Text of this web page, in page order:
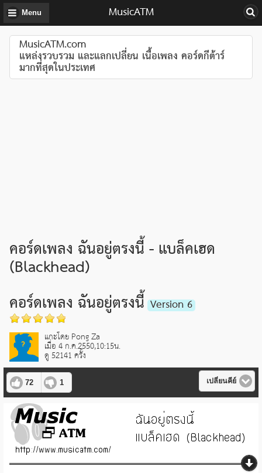
Menu
MusicATM
MusicATM.com
แหล่งรวบรวม และแลกเปลี่ยน เนื้อเพลง คอร์ดกีต้าร์
มากที่สุดในประเทศ
คอร์ดเพลง ฉันอยู่ตรงนี้ - แบล็คเฮด
(Blackhead)
คอร์ดเพลง ฉันอยู่ตรงนี้ Version 6
แกะโดย Pong Za
เมื่อ 4 ก.ค.2550,10:15น.
ดู 52141 ครั้ง
72 1 เปลี่ยนคีย์